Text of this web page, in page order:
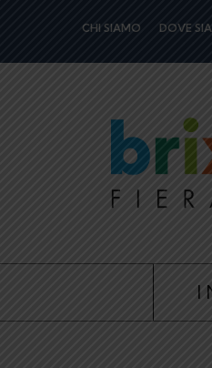
CHI SIAMO DOVE
I